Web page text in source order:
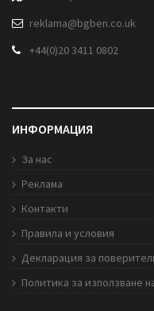
reklama@bgben.co.uk
+44(0)20 3411 0802
ИНФОРМАЦИЯ
За нас
Реклама
Контакти
Правила и условия
Декларация за
Политика за използване